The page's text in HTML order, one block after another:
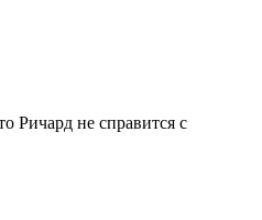
Ричард не справится с